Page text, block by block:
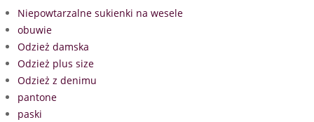
Niepowtarzalne sukienki na wesele
obuwie
Odzież damska
Odzież plus size
Odzież z denimu
pantone
paski